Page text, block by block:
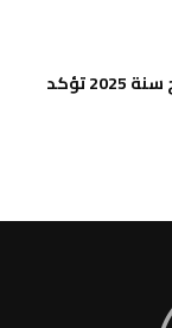
البنك التونسي السعودي: نتائج سنة 2025 تؤكد